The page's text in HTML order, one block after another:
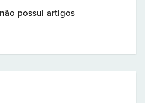
possui artigos